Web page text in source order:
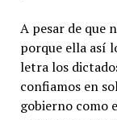
A pesar de que
porque ella así
letra los
confiamos en
gobierno como